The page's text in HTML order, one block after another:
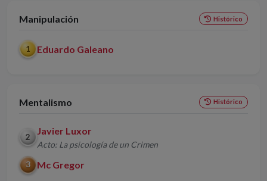
Manipulación Histórico
1 Eduardo Galeano
Mentalismo Histórico
2
Javier Luxor
Acto: La psicología de un Crimen
3 Mc Gregor